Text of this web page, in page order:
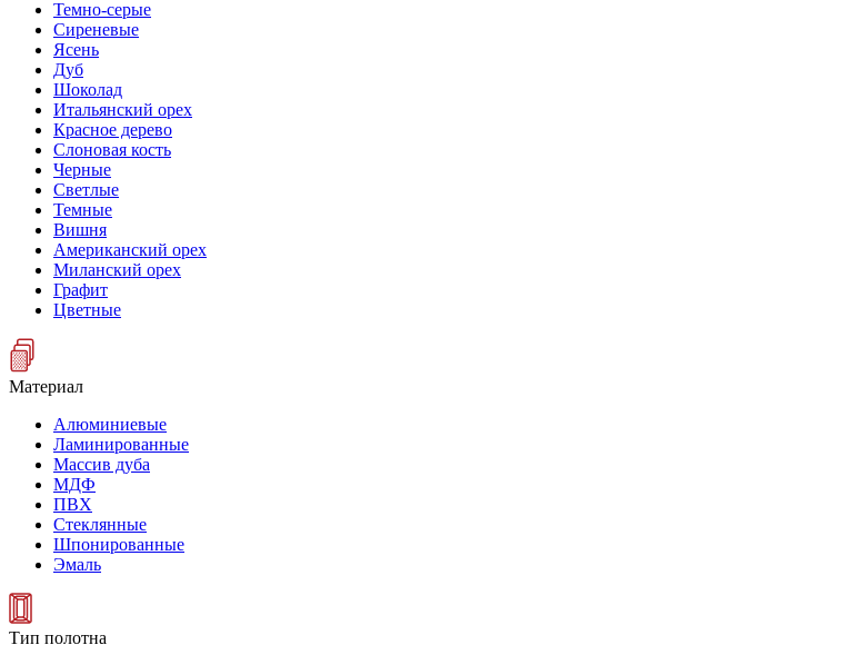
Темно-серые
Сиреневые
Ясень
Дуб
Шоколад
Итальянский орех
Красное дерево
Слоновая кость
Черные
Светлые
Темные
Вишня
Американский орех
Миланский орех
Графит
Цветные
Материал
Алюминиевые
Ламинированные
Массив дуба
МДФ
ПВХ
Стеклянные
Шпонированные
Эмаль
Тип полотна